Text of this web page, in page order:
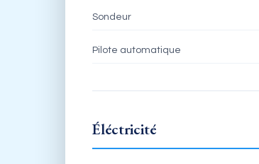
Sondeur
Pilote automatique
Éléctricité